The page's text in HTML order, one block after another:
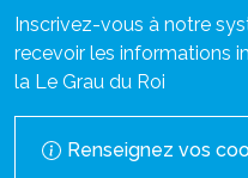
Inscrivez-vous à notre
recevoir les informations
la Le Grau du Roi
Renseignez vos